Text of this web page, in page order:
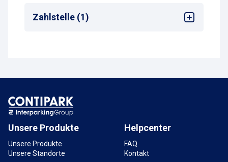
Bus-Haltestelle
Zug-Haltestelle
Zahlstelle (1)
Unsere Produkte
Unsere Produkte
Unsere Standorte
Helpcenter
FAQ
Kontakt